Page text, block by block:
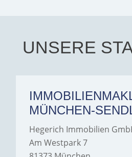
UNSERE
MÜNCHEN-
Hegerich Immobilien
Am Westpark 7